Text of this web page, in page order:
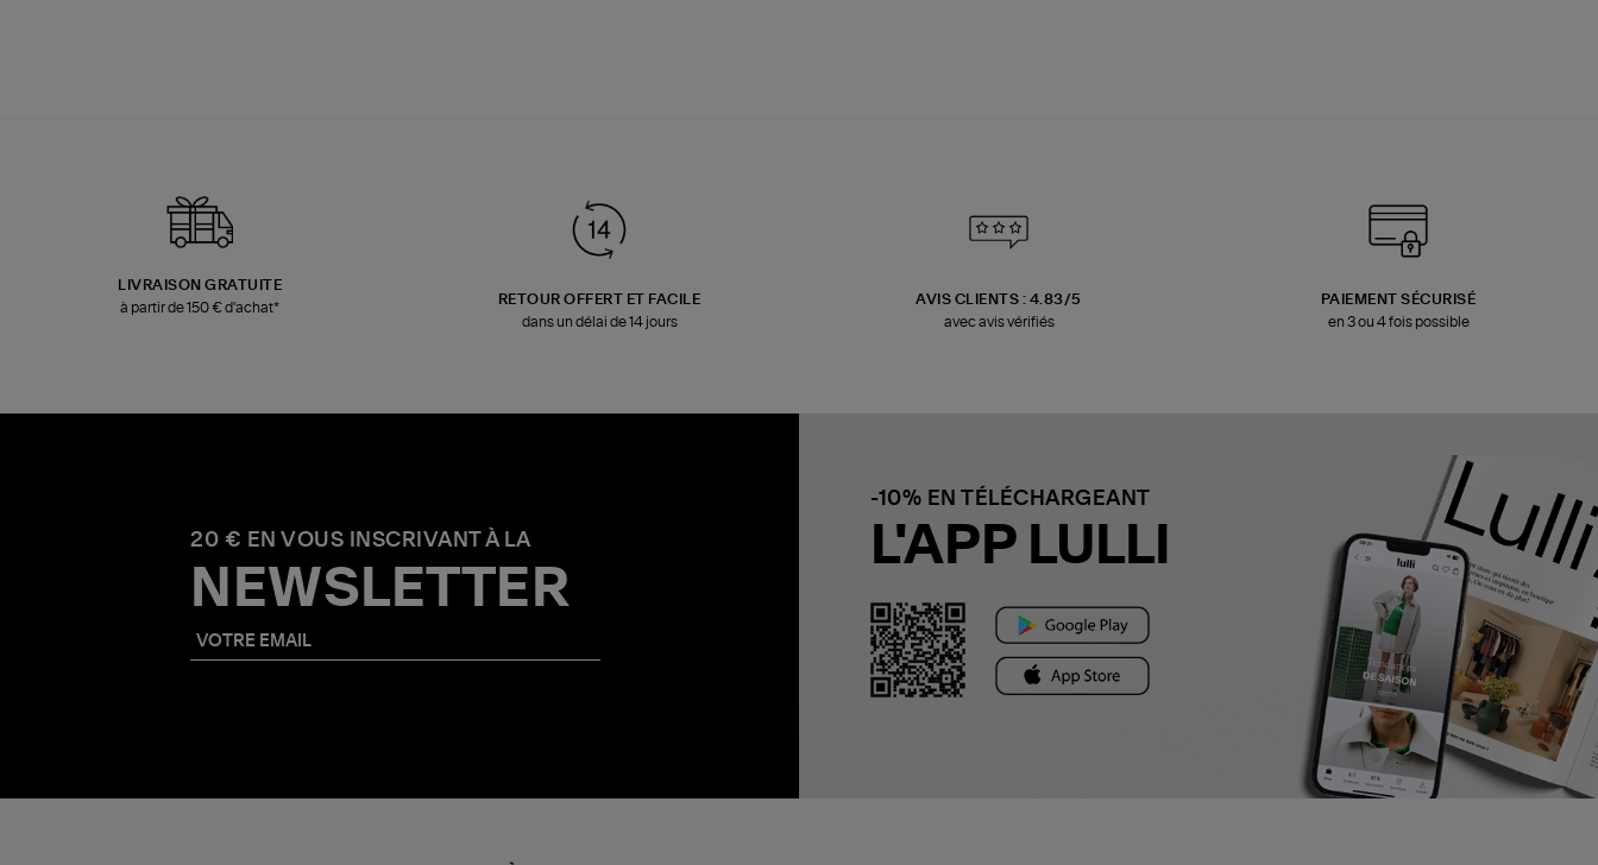
LIVRAISON GRATUITE
à partir de 150 € d'achat*
RETOUR OFFERT ET FACILE
dans un délai de 14 jours
AVIS CLIENTS : 4.83/5
avec avis vérifiés
PAIEMENT SÉCURISÉ
en 3 ou 4 fois possible
20 € EN VOUS INSCRIVANT À LA
NEWSLETTER
-10% EN TÉLÉCHARGEANT
L'APP LULLI